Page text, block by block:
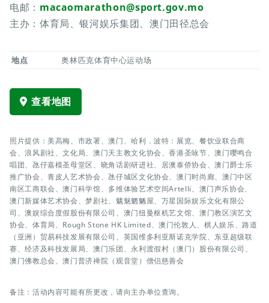
电邮： macaomarathon@sport.gov.mo
主办：体育局、银河娱乐集团、澳门田径总会
地点 奥林匹克体育中心运动场
查看地图
照片提供：美高梅、市政署、澳门、哈利．波特：展览、餐饮业联合商
会、浪风剧社、文化局、澳门天主教文化协会、香港圣咏节、澳门嘤鸣合
唱团、氹仔嘉模圣母堂区、晓角话剧研进社、居澳泰侨协会、澳门爵士乐
推广协会、青皮人艺术协会、氹仔城区文化协会、澳门时尚廊、澳门中区
南区工商联会、澳门科学馆、多维体验艺术空间Artelli、澳门声乐协会、
澳门新媒体艺术协会、梦剧社、魑魅魍魉屋、万星国际娱乐文化有限公
司、澳娱综合度假股份有限公司、澳门纽曼枢机艺文馆、澳门教区演艺文
协会、体育局、Rough Stone HK Limited、澳门伦敦人、棋人娱乐、路道
（亚洲）贸易科技发展有限公司、英国维多利亚斯诺克学院、东亚超级联
赛、经济及科技发展局、澳门乐团、永利渡假村（澳门）股份有限公司、
澳门佛教总会、澳门普济禅院（观音堂）僧侣慈善会
备注：活动内容可能有所更改，请向主办单位查询。